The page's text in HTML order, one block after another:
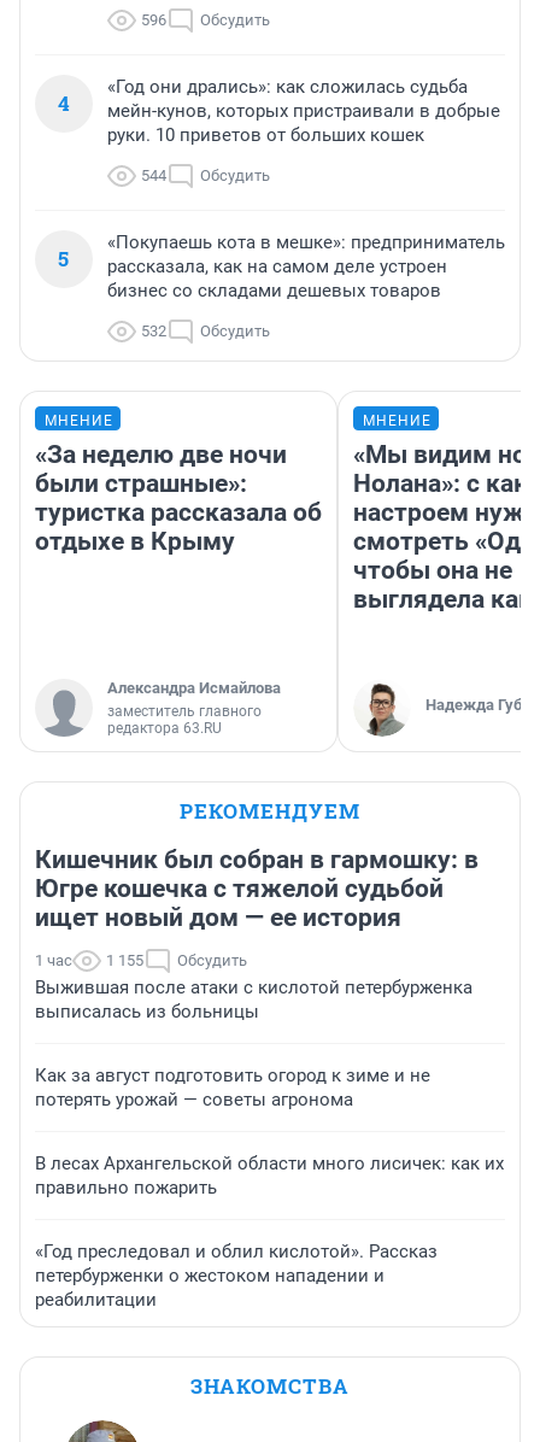
596 Обсудить
4
«Год они дрались»: как сложилась судьба
мейн-кунов, которых пристраивали в добрые
руки. 10 приветов от больших кошек
544 Обсудить
5
«Покупаешь кота в мешке»: предприниматель
рассказала, как на самом деле устроен
бизнес со складами дешевых товаров
532 Обсудить
МНЕНИЕ
«За неделю две ночи
были страшные»:
туристка рассказала об
отдыхе в Крыму
Александра Исмайлова
заместитель главного
редактора 63.RU
МНЕНИЕ
«Мы видим
Нолана»: с
настроем
смотреть
чтобы она не
выглядела как
Надежда
РЕКОМЕНДУЕМ
Кишечник был собран в гармошку: в
Югре кошечка с тяжелой судьбой
ищет новый дом — ее история
1 час 1 155 Обсудить
Выжившая после атаки с кислотой петербурженка
выписалась из больницы
Как за август подготовить огород к зиме и не
потерять урожай — советы агронома
В лесах Архангельской области много лисичек: как их
правильно пожарить
«Год преследовал и облил кислотой». Рассказ
петербурженки о жестоком нападении и
реабилитации
ЗНАКОМСТВА